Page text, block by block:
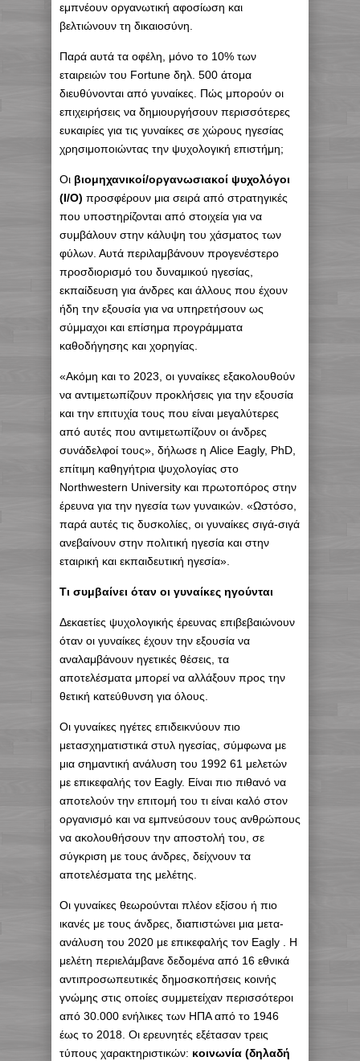
εμπνέουν οργανωτική αφοσίωση και
βελτιώνουν τη δικαιοσύνη.
Παρά αυτά τα οφέλη, μόνο το 10% των
εταιρειών του Fortune δηλ. 500 άτομα
διευθύνονται από γυναίκες. Πώς μπορούν οι
επιχειρήσεις να δημιουργήσουν περισσότερες
ευκαιρίες για τις γυναίκες σε χώρους ηγεσίας
χρησιμοποιώντας την ψυχολογική επιστήμη;
Οι βιομηχανικοί/οργανωσιακοί ψυχολόγοι
(I/O) προσφέρουν μια σειρά από στρατηγικές
που υποστηρίζονται από στοιχεία για να
συμβάλουν στην κάλυψη του χάσματος των
φύλων. Αυτά περιλαμβάνουν προγενέστερο
προσδιορισμό του δυναμικού ηγεσίας,
εκπαίδευση για άνδρες και άλλους που έχουν
ήδη την εξουσία για να υπηρετήσουν ως
σύμμαχοι και επίσημα προγράμματα
καθοδήγησης και χορηγίας.
«Ακόμη και το 2023, οι γυναίκες εξακολουθούν
να αντιμετωπίζουν προκλήσεις για την εξουσία
και την επιτυχία τους που είναι μεγαλύτερες
από αυτές που αντιμετωπίζουν οι άνδρες
συνάδελφοί τους», δήλωσε η Alice Eagly, PhD,
επίτιμη καθηγήτρια ψυχολογίας στο
Northwestern University και πρωτοπόρος στην
έρευνα για την ηγεσία των γυναικών. «Ωστόσο,
παρά αυτές τις δυσκολίες, οι γυναίκες σιγά-σιγά
ανεβαίνουν στην πολιτική ηγεσία και στην
εταιρική και εκπαιδευτική ηγεσία».
Τι συμβαίνει όταν οι γυναίκες ηγούνται
Δεκαετίες ψυχολογικής έρευνας επιβεβαιώνουν
όταν οι γυναίκες έχουν την εξουσία να
αναλαμβάνουν ηγετικές θέσεις, τα
αποτελέσματα μπορεί να αλλάξουν προς την
θετική κατεύθυνση για όλους.
Οι γυναίκες ηγέτες επιδεικνύουν πιο
μετασχηματιστικά στυλ ηγεσίας, σύμφωνα με
μια σημαντική ανάλυση του 1992 61 μελετών
με επικεφαλής τον Eagly. Είναι πιο πιθανό να
αποτελούν την επιτομή του τι είναι καλό στον
οργανισμό και να εμπνεύσουν τους ανθρώπους
να ακολουθήσουν την αποστολή του, σε
σύγκριση με τους άνδρες, δείχνουν τα
αποτελέσματα της μελέτης.
Οι γυναίκες θεωρούνται πλέον εξίσου ή πιο
ικανές με τους άνδρες, διαπιστώνει μια μετα-
ανάλυση του 2020 με επικεφαλής τον Eagly . Η
μελέτη περιελάμβανε δεδομένα από 16 εθνικά
αντιπροσωπευτικές δημοσκοπήσεις κοινής
γνώμης στις οποίες συμμετείχαν περισσότεροι
από 30.000 ενήλικες των ΗΠΑ από το 1946
έως το 2018. Οι ερευνητές εξέτασαν τρεις
τύπους χαρακτηριστικών: κοινωνία (δηλαδή